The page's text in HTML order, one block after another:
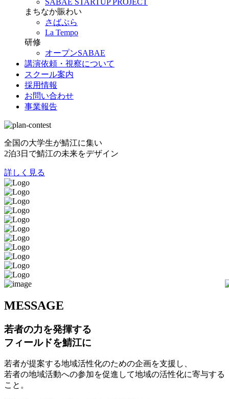
まちなか賑わい
さばぷら
La Tempo
研修
オープンSABAE
講演依頼・視察について
スクール案内
採用情報
お問い合わせ
事業報告
全国の大学生が鯖江に集い
2泊3日で鯖江の未来をデザイン
詳しく見る
MESSAGE
若者の力を発揮する
フィールドを鯖江に
若者が提案する地域活性化のための企画を支援し、
若者の地域活動への参加を促進して地域の活性化に寄与する
こと。